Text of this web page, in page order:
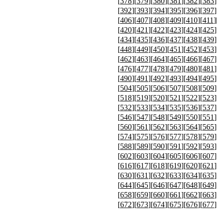
[392][393][394][395][396][397
[406][407][408][409][410][411
[420][421][422][423][424][425
[434][435][436][437][438][439
[448][449][450][451][452][453
[462][463][464][465][466][467
[476][477][478][479][480][481
[490][491][492][493][494][495
[504][505][506][507][508][509
[518][519][520][521][522][523
[532][533][534][535][536][537
[546][547][548][549][550][551
[560][561][562][563][564][565
[574][575][576][577][578][579
[588][589][590][591][592][593
[602][603][604][605][606][607
[616][617][618][619][620][621
[630][631][632][633][634][635
[644][645][646][647][648][649
[658][659][660][661][662][663
[672][673][674][675][676][677